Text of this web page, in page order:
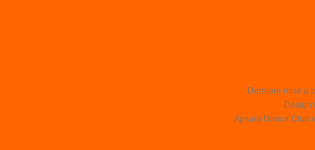
Derniere mise à
Design
Apsara Dance Club